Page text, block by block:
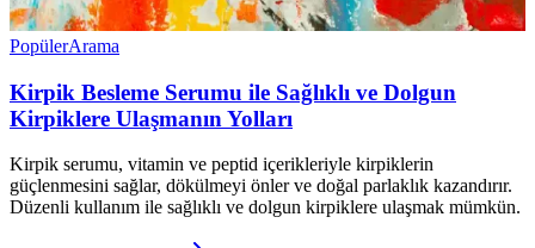
PopülerArama
Kirpik Besleme Serumu ile Sağlıklı ve Dolgun
Kirpiklere Ulaşmanın Yolları
Kirpik serumu, vitamin ve peptid içerikleriyle kirpiklerin
güçlenmesini sağlar, dökülmeyi önler ve doğal parlaklık kazandırır.
Düzenli kullanım ile sağlıklı ve dolgun kirpiklere ulaşmak mümkün.